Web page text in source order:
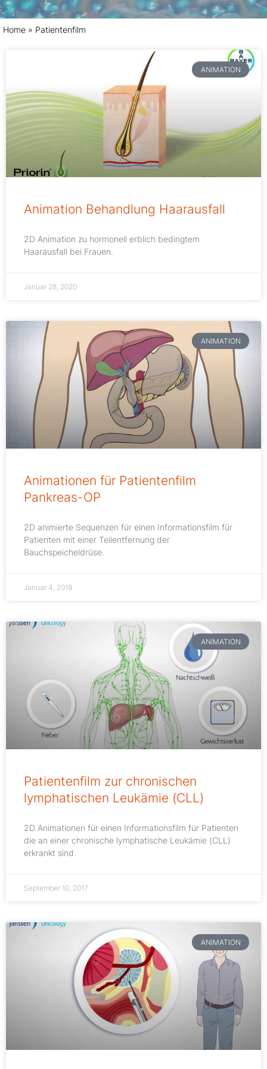
Home » Patientenfilm
ANIMATION
Animation Behandlung Haarausfall
2D Animation zu hormonell erblich bedingtem
Haarausfall bei Frauen.
Januar 28, 2020
ANIMATION
Animationen für Patientenfilm
Pankreas-OP
2D animierte Sequenzen für einen Informationsfilm für
Patienten mit einer Teilentfernung der
Bauchspeicheldrüse.
Januar 4, 2018
ANIMATION
Patientenfilm zur chronischen
lymphatischen Leukämie (CLL)
2D Animationen für einen Informationsfilm für Patienten
die an einer chronische lymphatische Leukämie (CLL)
erkrankt sind.
September 10, 2017
ANIMATION